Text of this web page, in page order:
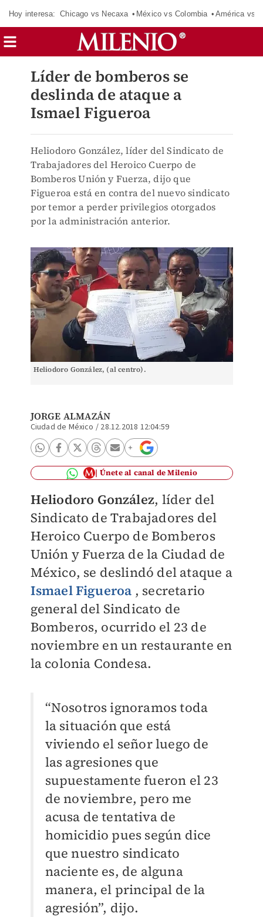
Hoy interesa: Chicago vs Necaxa México vs Colombia América vs
Líder de bomberos se
deslinda de ataque a
Ismael Figueroa
Heliodoro González, líder del Sindicato de
Trabajadores del Heroico Cuerpo de
Bomberos Unión y Fuerza, dijo que
Figueroa está en contra del nuevo sindicato
por temor a perder privilegios otorgados
por la administración anterior.
Heliodoro González, (al centro).
JORGE ALMAZÁN
Ciudad de México / 28.12.2018 12:04:59
Únete al canal de Milenio
Heliodoro González, líder del
Sindicato de Trabajadores del
Heroico Cuerpo de Bomberos
Unión y Fuerza de la Ciudad de
México, se deslindó del ataque a
Ismael Figueroa , secretario
general del Sindicato de
Bomberos, ocurrido el 23 de
noviembre en un restaurante en
la colonia Condesa.
“Nosotros ignoramos toda
la situación que está
viviendo el señor luego de
las agresiones que
supuestamente fueron el 23
de noviembre, pero me
acusa de tentativa de
homicidio pues según dice
que nuestro sindicato
naciente es, de alguna
manera, el principal de la
agresión”, dijo.